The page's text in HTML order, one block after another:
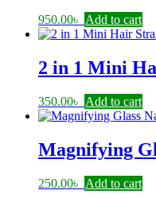
950.00৳ Add to cart
2 in 1 Mini
350.00৳ Add to cart
Magnifying
250.00৳ Add to cart